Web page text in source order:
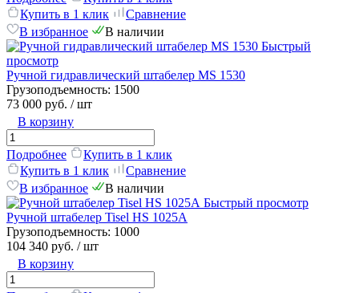
Купить в 1 клик
Сравнение
В избранное
В наличии
Быстрый
просмотр
Ручной гидравлический штабелер MS 1530
Грузоподъемность: 1500
73 000 руб. / шт
В корзину
Подробнее
Купить в 1 клик
Купить в 1 клик
Сравнение
В избранное
В наличии
Быстрый просмотр
Ручной штабелер Tisel HS 1025А
Грузоподъемность: 1000
104 340 руб. / шт
В корзину